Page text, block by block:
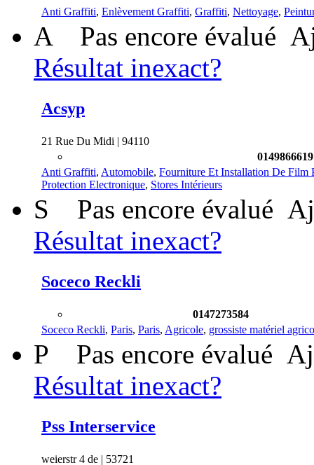
Anti Graffiti, Enlèvement Graffiti, Graffiti, Nettoyage,
A Pas encore évalué
Résultat inexact?
Acsyp
21 Rue Du Midi | 94110
0149866619
Anti Graffiti, Automobile, Fourniture Et Installation De Film
Protection Electronique, Stores Intérieurs
S Pas encore évalué
Résultat inexact?
Soceco Reckli
0147273584
Soceco Reckli, Paris, Paris, Agricole, grossiste matériel
P Pas encore évalué
Résultat inexact?
Pss Interservice
weierstr 4 de | 53721